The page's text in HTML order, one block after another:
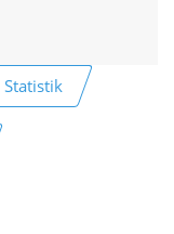
Statistik